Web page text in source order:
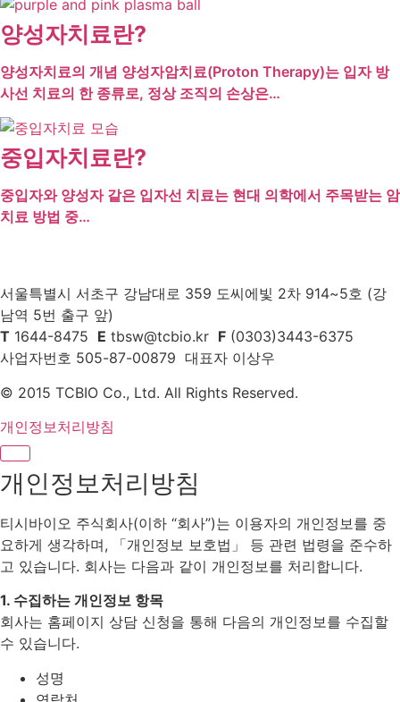
양성자치료란?
양성자치료의 개념 양성자암치료(Proton Therapy)는 입자 방
사선 치료의 한 종류로, 정상 조직의 손상은…
중입자치료란?
중입자와 양성자 같은 입자선 치료는 현대 의학에서 주목받는 암
치료 방법 중…
서울특별시 서초구 강남대로 359 도씨에빛 2차 914~5호 (강
남역 5번 출구 앞)
T 1644-8475 E tbsw@tcbio.kr F (0303)3443-6375
사업자번호 505-87-00879 대표자 이상우
© 2015 TCBIO Co., Ltd. All Rights Reserved.
개인정보처리방침
개인정보처리방침
티시바이오 주식회사(이하 “회사”)는 이용자의 개인정보를 중
요하게 생각하며, 「개인정보 보호법」 등 관련 법령을 준수하
고 있습니다. 회사는 다음과 같이 개인정보를 처리합니다.
1. 수집하는 개인정보 항목
회사는 홈페이지 상담 신청을 통해 다음의 개인정보를 수집할
수 있습니다.
성명